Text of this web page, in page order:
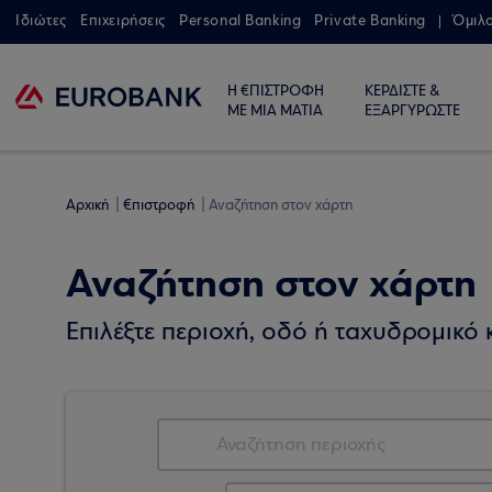
Ιδιώτες Επιχειρήσεις Personal Banking Private Banking
Η €ΠΙΣΤΡΟΦΗ
ΜΕ ΜΙΑ ΜΑΤΙΑ
ΚΕΡΔΙΣΤΕ &
ΕΞΑΡΓΥΡΩΣΤΕ
Αρχική €πιστροφή Αναζήτηση στον χάρτη
Αναζήτηση στον χάρτη
Επιλέξτε περιοχή, οδό ή ταχυδρομικό